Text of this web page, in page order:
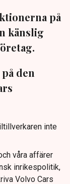
på
känslig
den
inte
våra affärer
inrikespolitik,
Volvo Cars